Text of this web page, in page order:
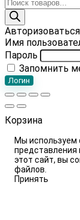
товаров
Авторизоваться
Имя
Пароль
Запомнить
Логин
Корзина
Мы используем
представления
этот сайт, вы
файлов.
Принять